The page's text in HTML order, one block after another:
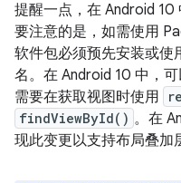
提醒一点，在 Android 10
要注意的是，如需使用
软件包必须预先安装或使
名。在 Android 10 中，
需要在获取视图时使用
findViewById() 。在
现此变更以支持布局叠加